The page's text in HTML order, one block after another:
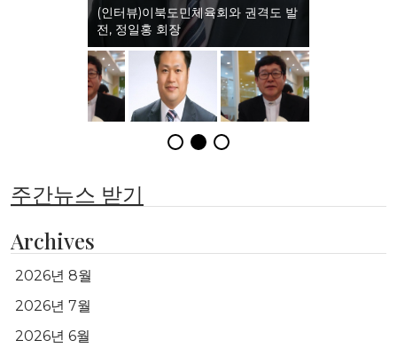
(인터뷰)이북도민체육회와 전통 체육
문화, 임홍택 교수
주간뉴스 받기
Archives
2026년 8월
2026년 7월
2026년 6월